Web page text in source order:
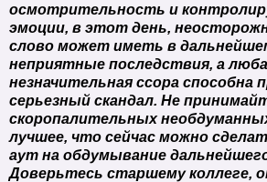
осмотрительность и
эмоции, в этот день,
слово может иметь в
неприятные последствия, а
незначительная ссора способна
серьезный скандал. Не
скоропалительных
лучшее, что сейчас можно
аут на обдумывание
Доверьтесь старшему коллеге,